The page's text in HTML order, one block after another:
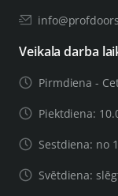
Veikala darba
Pirmdiena -
Piektdiena:
Sestdiena: no
Svētdiena: